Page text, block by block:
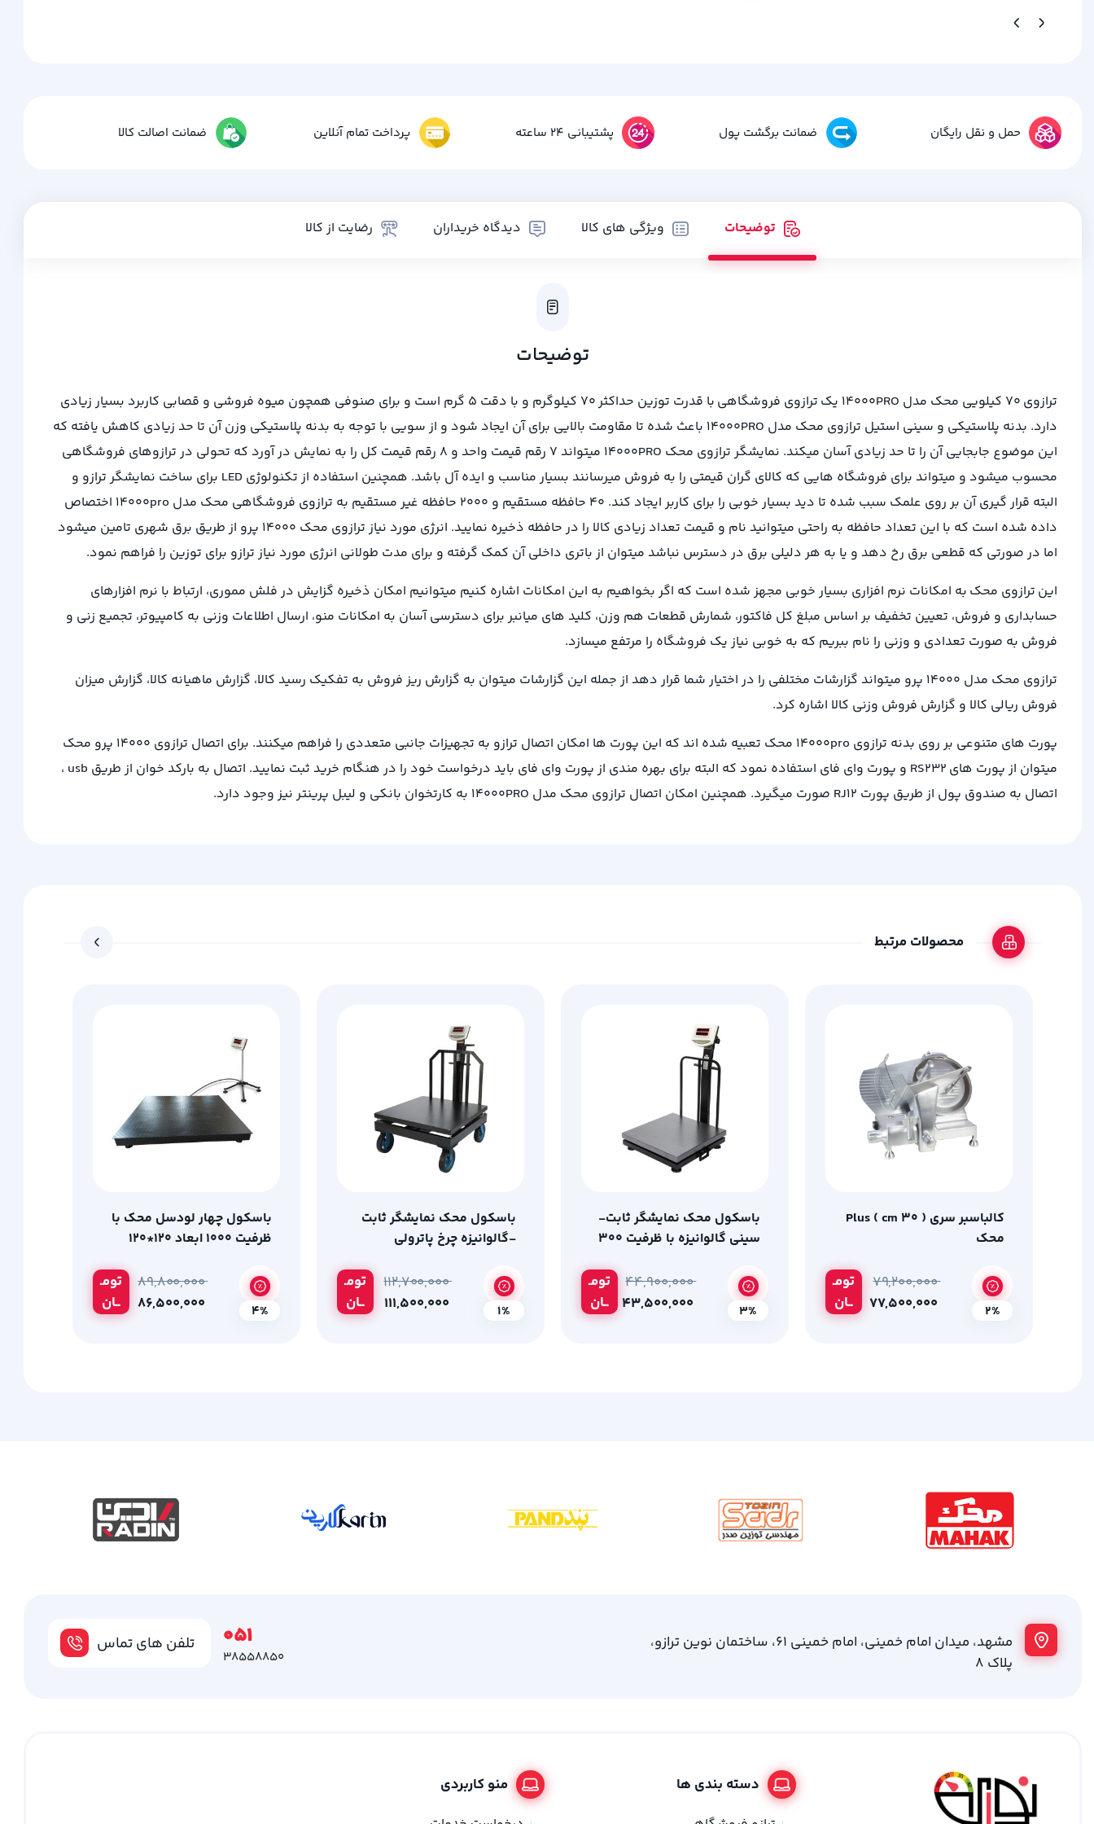
حمل و نقل رایگان ضمانت برگشت پول پشتیبانی 24 ساعته پرداخت تمام آنلاین ضمانت اصالت کالا
توضیحات ویژگی های کالا دیدگاه خریداران رضایت از کالا
توضیحات
ترازوی 70 کیلویی محک مدل 14000PRO یک ترازوی فروشگاهی با قدرت توزین حداکثر 70 کیلوگرم و با دقت 5 گرم است و برای صنوفی همچون میوه فروشی و قصابی کاربرد بسیار زیادی
دارد. بدنه پلاستیکی و سینی استیل ترازوی محک مدل 14000PRO باعث شده تا مقاومت بالایی برای آن ایجاد شود و از سویی با توجه به بدنه پلاستیکی وزن آن تا حد زیادی کاهش یافته که
این موضوع جابجایی آن را تا حد زیادی آسان میکند. نمایشگر ترازوی محک 14000PRO میتواند 7 رقم قیمت واحد و 8 رقم قیمت کل را به نمایش در آورد که تحولی در ترازوهای فروشگاهی
محسوب میشود و میتواند برای فروشگاه هایی که کالای گران قیمتی را به فروش میرسانند بسیار مناسب و ایده آل باشد. همچنین استفاده از تکنولوژی LED برای ساخت نمایشگر ترازو و
البته قرار گیری آن بر روی علمک سبب شده تا دید بسیار خوبی را برای کاربر ایجاد کند. 40 حافظه مستقیم و 2000 حافظه غیر مستقیم به ترازوی فروشگاهی محک مدل 14000pro اختصاص
داده شده است که با این تعداد حافظه به راحتی میتوانید نام و قیمت تعداد زیادی کالا را در حافظه ذخیره نمایید. انرژی مورد نیاز ترازوی محک 14000 پرو از طریق برق شهری تامین میشود
اما در صورتی که قطعی برق رخ دهد و یا به هر دلیلی برق در دسترس نباشد میتوان از باتری داخلی آن کمک گرفته و برای مدت طولانی انرژی مورد نیاز ترازو برای توزین را فراهم نمود.
این ترازوی محک به امکانات نرم افزاری بسیار خوبی مجهز شده است که اگر بخواهیم به این امکانات اشاره کنیم میتوانیم امکان ذخیره گزایش در فلش مموری، ارتباط با نرم افزارهای
حسابداری و فروش، تعیین تخفیف بر اساس مبلغ کل فاکتور، شمارش قطعات هم وزن، کلید های میانبر برای دسترسی آسان به امکانات منو، ارسال اطلاعات وزنی به کامپیوتر، تجمیع زنی و
فروش به صورت تعدادی و وزنی را نام ببریم که به خوبی نیاز یک فروشگاه را مرتفع میسازد.
ترازوی محک مدل 14000 پرو میتواند گزارشات مختلفی را در اختیار شما قرار دهد از جمله این گزارشات میتوان به گزارش ریز فروش به تفکیک رسید کالا، گزارش ماهیانه کالا، گزارش میزان
فروش ریالی کالا و گزارش فروش وزنی کالا اشاره کرد.
پورت های متنوعی بر روی بدنه ترازوی 14000pro محک تعبیه شده اند که این پورت ها امکان اتصال ترازو به تجهیزات جانبی متعددی را فراهم میکنند. برای اتصال ترازوی 14000 پرو محک
میتوان از پورت های RS232 و پورت وای فای استفاده نمود که البته برای بهره مندی از پورت وای فای باید درخواست خود را در هنگام خرید ثبت نمایید. اتصال به بارکد خوان از طریق usb ،
اتصال به صندوق پول از طریق پورت RJ12 صورت میگیرد. همچنین امکان اتصال ترازوی محک مدل 14000PRO به کارتخوان بانکی و لیبل پرینتر نیز وجود دارد.
محصولات مرتبط
کالباسبر سری Plus ( cm 30 )
محک
تومـ
ــان
۷۹,۲۰۰,۰۰۰
2%
باسکول محک نمایشگر ثابت-
سینی گالوانیزه با ظرفیت 300
تومـ
ــان
۴۴,۹۰۰,۰۰۰
3%
باسکول محک نمایشگر ثابت
-گالوانیزه چرخ پاترولی
کیلوگرم
تومـ
ــان
۱۱۲,۷۰۰,۰۰۰
1%
باسکول چهار لودسل محک با
ظرفیت 1000 ابعاد 120*120
تومـ
ــان
۸۹,۸۰۰,۰۰۰
4%
مشهد، میدان امام خمینی، امام خمینی 61، ساختمان نوین ترازو،
پلاک 8
تلفن های تماس 051
38558850
دسته بندی ها منو کاربردی